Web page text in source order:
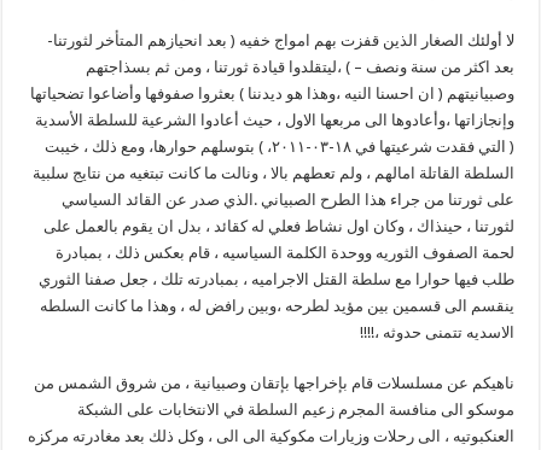
لا أولئك الصغار الذين قفزت بهم امواج خفيه ( بعد انحيازهم المتأخر لثورتنا-
بعد اكثر من سنة ونصف – ) ،ليتقلدوا قيادة ثورتنا ، ومن ثم بسذاجتهم
وصبيانيتهم ( ان احسنا النيه ،وهذا هو ديدننا ) بعثروا صفوفها وأضاعوا تضحياتها
وإنجازاتها ،وأعادوها الى مربعها الاول ، حيث أعادوا الشرعية للسلطة الأسدية
( التي فقدت شرعيتها في ١٨-٠٣-٢٠١١، ) بتوسلهم حوارها، ومع ذلك ، خيبت
السلطة القاتلة امالهم ، ولم تعطهم بالا ، ونالت ما كانت تبتغيه من نتايج سلبية
على ثورتنا من جراء هذا الطرح الصبياني .الذي صدر عن القائد السياسي
لثورتنا ، حينذاك ، وكان اول نشاط فعلي له كقائد ، بدل ان يقوم بالعمل على
لحمة الصفوف الثوريه ووحدة الكلمة السياسيه ، قام بعكس ذلك ، بمبادرة
طلب فيها حوارا مع سلطة القتل الاجراميه ، بمبادرته تلك ، جعل صفنا الثوري
ينقسم الى قسمين بين مؤيد لطرحه ،وبين رافض له ، وهذا ما كانت السلطه
الاسديه تتمنى حدوثه ،!!!!
ناهيكم عن مسلسلات قام بإخراجها بإتقان وصبيانية ، من شروق الشمس من
موسكو الى منافسة المجرم زعيم السلطة في الانتخابات على الشبكة
العنكبوتيه ، الى رحلات وزيارات مكوكية الى الى ، وكل ذلك بعد مغادرته مركزه